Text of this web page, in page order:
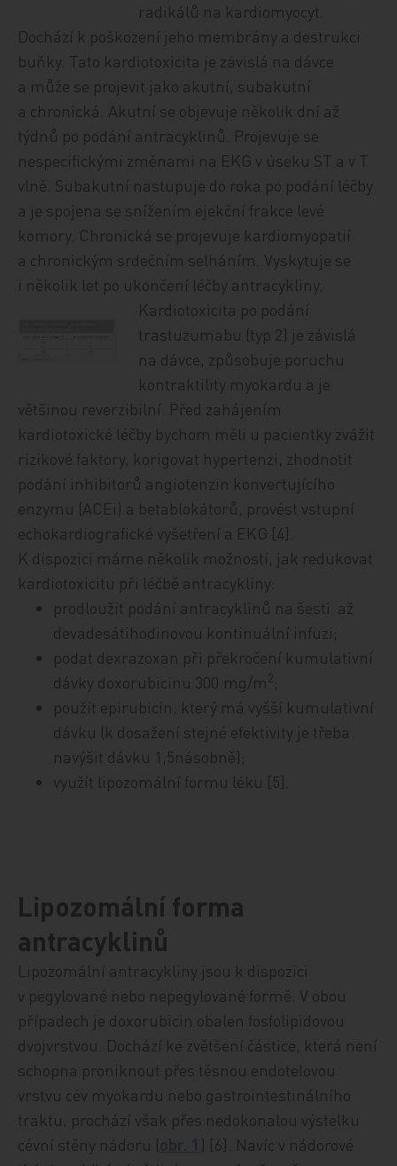
radikálů na kardio­myo­cyt.
Dochází k poškození jeho membrány a destrukci
buňky. Tato kardiotoxicita je závislá na dávce
a může se projevit jako akutní, subakutní
a chronická. Akutní se objevuje několik dní až
týdnů po podání antracyklinů. Projevuje se
nespecifickými změnami na EKG v úseku ST a v T
vlně. Sub­akut­ní nastupuje do roka po podání léčby
a je spojena se snížením ejekční frakce levé
komory. Chronická se projevuje kardiomyopatií
a chronickým srdečním selháním. Vyskytuje se
i několik let po ukončení léčby antracykliny.
Kardiotoxicita po podání
trastuzumabu (typ 2) je závislá
na dávce, způsobuje poruchu
kontraktility myokardu a je
většinou reverzibilní. Před zahájením
kardiotoxické léčby bychom měli u pacientky zvážit
rizikové faktory, korigovat hypertenzi, zhodnotit
podání inhibitorů angiotenzin konvertujícího
enzymu (ACEi) a betablokátorů, provést vstupní
echokardiografické vyšetření a EKG [4].
K dispozici máme několik možností, jak redukovat
kardiotoxicitu při léčbě antracykliny:
prodloužit podání antracyklinů na šesti až
devadesátihodinovou kontinuální infuzi;
podat dexrazoxan při překročení kumulativní
dávky doxorubicinu 300 mg/m 2;
použít epirubicin, který má vyšší kumulativní
dávku (k dosažení stejné efektivity je třeba
navýšit dávku 1,5násobně);
využít lipozomální formu léku [5].
Lipozomální forma
antracyklinů
Lipozomální antracykliny jsou k dispozici
v pegylované nebo nepegylované formě. V obou
případech je doxorubicin obalen fosfolipidovou
dvojvrstvou. Dochází ke zvětšení částice, která není
schopna proniknout přes těsnou endotelovou
vrstvu cév myokardu nebo gastrointestinálního
traktu, prochází však přes nedokonalou výstelku
cévní stěny nádoru (
) [6]. Navíc v nádorové